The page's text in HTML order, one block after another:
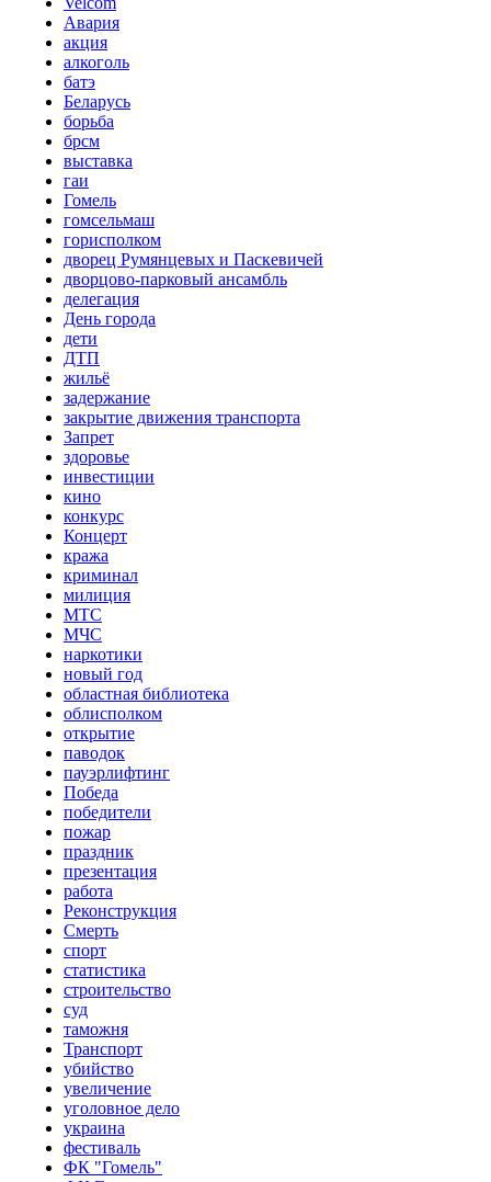
Авария
акция
алкоголь
батэ
Беларусь
борьба
брсм
выставка
гаи
Гомель
гомсельмаш
горисполком
дворец Румянцевых и Паскевичей
дворцово-парковый ансамбль
делегация
День города
дети
ДТП
жильё
задержание
закрытие движения транспорта
Запрет
здоровье
инвестиции
кино
конкурс
Концерт
кража
криминал
милиция
МТС
МЧС
наркотики
новый год
областная библиотека
облисполком
открытие
паводок
пауэрлифтинг
Победа
победители
пожар
праздник
презентация
работа
Реконструкция
Смерть
спорт
статистика
строительство
суд
таможня
Транспорт
убийство
увеличение
уголовное дело
украина
фестиваль
ФК "Гомель"